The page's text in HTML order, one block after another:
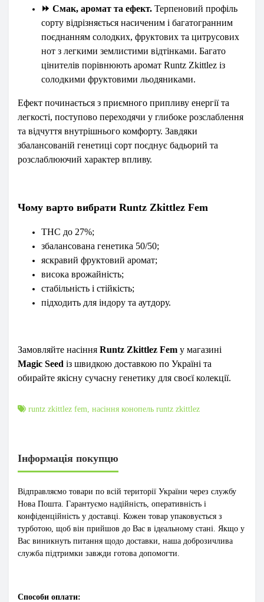
⏩ Смак, аромат та ефект. Терпеновий профіль
сорту відрізняється насиченим і багатогранним
поєднанням солодких, фруктових та цитрусових
нот з легкими землистими відтінками. Багато
цінителів порівнюють аромат Runtz Zkittlez із
солодкими фруктовими льодяниками.
Ефект починається з приємного припливу енергії та
легкості, поступово переходячи у глибоке розслаблення
та відчуття внутрішнього комфорту. Завдяки
збалансованій генетиці сорт поєднує бадьорий та
розслаблюючий характер впливу.
Чому варто вибрати Runtz Zkittlez Fem
THC до 27%;
збалансована генетика 50/50;
яскравий фруктовий аромат;
висока врожайність;
стабільність і стійкість;
підходить для індору та аутдору.
Замовляйте насіння Runtz Zkittlez Fem у магазині
Magic Seed із швидкою доставкою по Україні та
обирайте якісну сучасну генетику для своєї колекції.
runtz zkittlez fem, насіння конопель runtz zkittlez
Інформація покупцю
Відправляємо товари по всій території України через службу
Нова Пошта. Гарантуємо надійність, оперативність і
конфіденційність у доставці. Кожен товар упаковується з
турботою, щоб він прийшов до Вас в ідеальному стані. Якщо у
Вас виникнуть питання щодо доставки, наша доброзичлива
служба підтримки завжди готова допомогти.
Способи оплати: